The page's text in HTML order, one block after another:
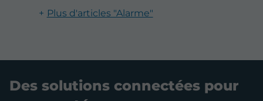
Plus d'articles "Alarme"
Des solutions connectées pour